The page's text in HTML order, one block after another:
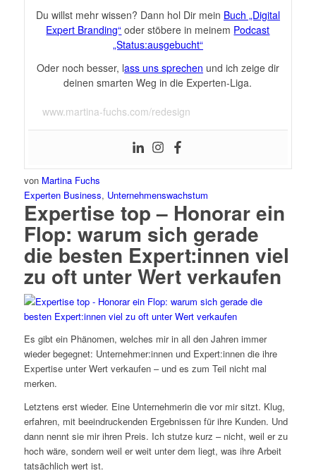
Du willst mehr wissen? Dann hol Dir mein Buch „Digital
Expert Branding“ oder stöbere in meinem Podcast
„Status:ausgebucht“
Oder noch besser, lass uns sprechen und ich zeige dir
deinen smarten Weg in die Experten-Liga.
www.martina-fuchs.com/redesign
von Martina Fuchs
Experten Business, Unternehmenswachstum
Expertise top – Honorar ein
Flop: warum sich gerade
die besten Expert:innen viel
zu oft unter Wert verkaufen
Es gibt ein Phänomen, welches mir in all den Jahren immer
wieder begegnet: Unternehmer:innen und Expert:innen die ihre
Expertise unter Wert verkaufen – und es zum Teil nicht mal
merken.
Letztens erst wieder. Eine Unternehmerin die vor mir sitzt. Klug,
erfahren, mit beeindruckenden Ergebnissen für ihre Kunden. Und
dann nennt sie mir ihren Preis. Ich stutze kurz – nicht, weil er zu
hoch wäre, sondern weil er weit unter dem liegt, was ihre Arbeit
tatsächlich wert ist.